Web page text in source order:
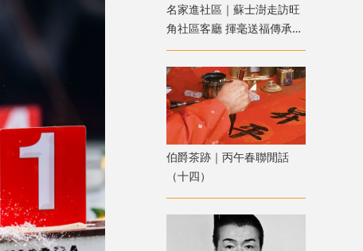
名家進社區｜蘇士澍走訪旺
角社區客廳 揮毫送福傳承中
華書藝
伯爵茶跡｜丙午春聯閒話
（十四）